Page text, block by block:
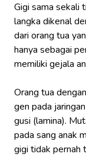
Gigi sama sekali
langka dikenal
dari orang tua
hanya sebagai
memiliki gejala
Orang tua
gen pada
gusi (lamina).
pada sang anak
gigi tidak pernah